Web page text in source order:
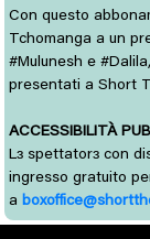
Con questo
Tchomanga a un
#Mulunesh e
presentati a Short
ACCESSIBILITÀ
Lɜ spettatorɜ con
ingresso gratuito
a